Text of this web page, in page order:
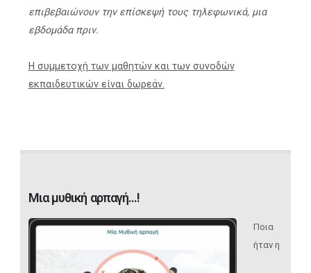
επιβεβαιώνουν την επίσκεψή τους τηλεφωνικά, μια
εβδομάδα πριν.
Η συμμετοχή των μαθητών και των συνοδών
εκπαιδευτικών είναι δωρεάν.
Μια μυθική αρπαγή...!
Ποια
ήταν η